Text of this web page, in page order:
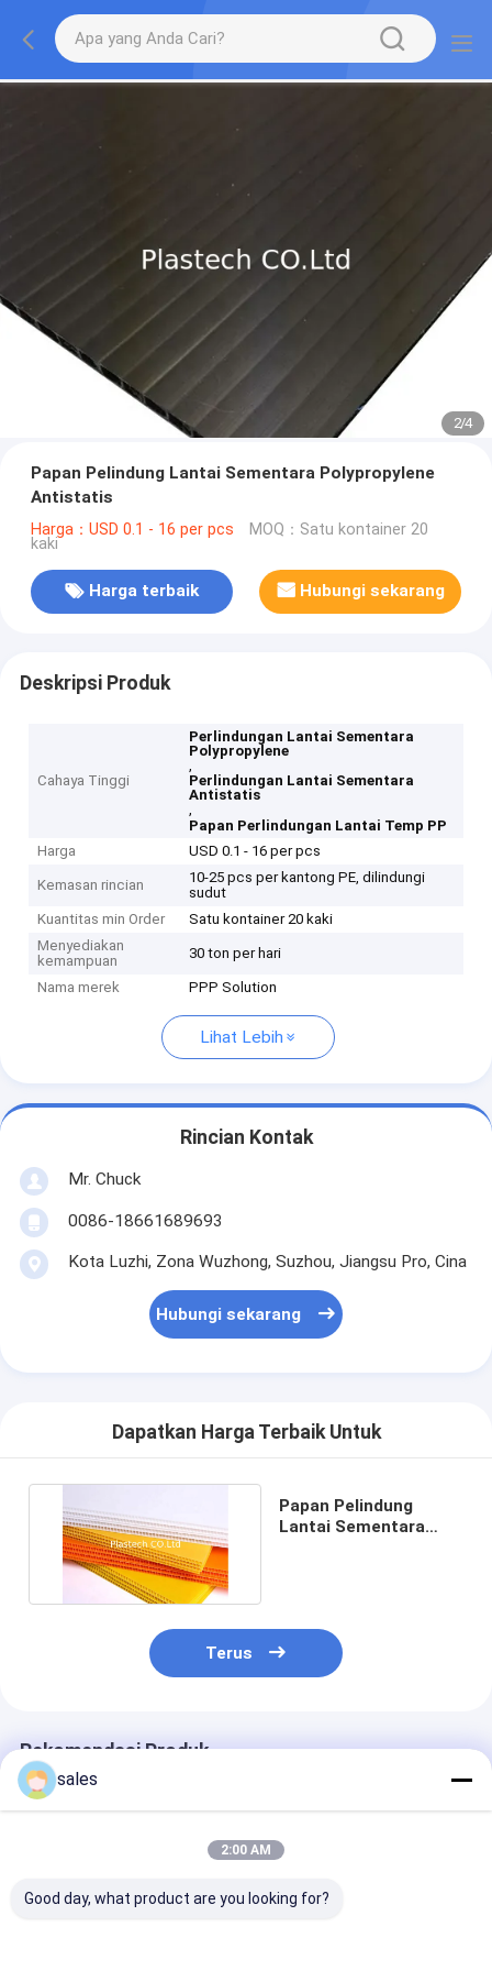
2/4
Papan Pelindung Lantai Sementara Polypropylene
Antistatis
Harga：USD 0.1 - 16 per pcs MOQ：Satu kontainer 20
kaki
Harga terbaik Hubungi sekarang
Deskripsi Produk
Cahaya Tinggi
Perlindungan Lantai Sementara
Polypropylene
,
Perlindungan Lantai Sementara
Antistatis
,
Papan Perlindungan Lantai Temp PP
Harga
USD 0.1 - 16 per pcs
Kemasan rincian
10-25 pcs per kantong PE, dilindungi
sudut
Kuantitas min Order
Satu kontainer 20 kaki
Menyediakan
kemampuan
30 ton per hari
Nama merek PPP Solution
Lihat Lebih
Rincian Kontak
Mr. Chuck
0086-18661689693
Kota Luzhi, Zona Wuzhong, Suzhou, Jiangsu Pro, Cina
Hubungi sekarang
Dapatkan Harga Terbaik Untuk
Papan Pelindung
Lantai Sementara
Terus
Rekomendasi Produk
sales
2:00 AM
Good day, what product are you looking for?